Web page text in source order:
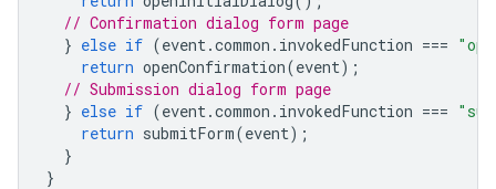
// Confirmation dialog form page
} else if (event.common . invokedFunction ===
return openConfirmation(event);
// Submission dialog form page
} else if (event.common . invokedFunction ===
return submitForm(event);
}
}